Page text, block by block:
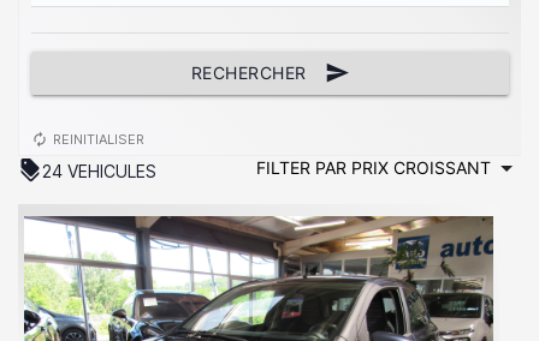
RECHERCHER send
autorenew REINITIALISER
discount24 VEHICULES